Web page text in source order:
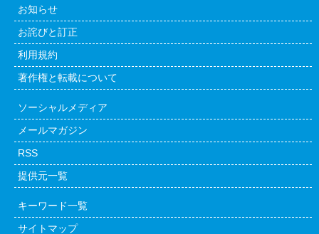
お知らせ
お詫びと訂正
利用規約
著作権と転載について
ソーシャルメディア
メールマガジン
RSS
提供元一覧
キーワード一覧
サイトマップ